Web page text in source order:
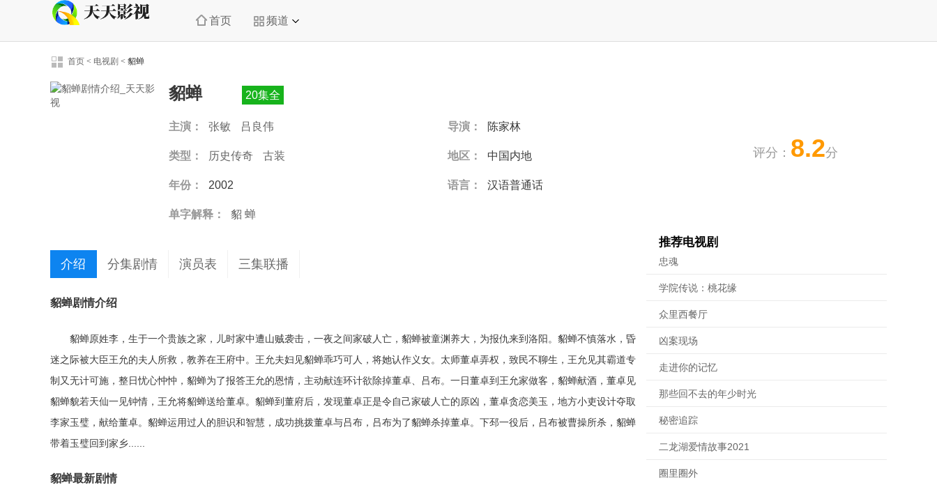
首页 频道
首页 < 电视剧 < 貂蝉
评分： 8.2分
貂蝉 20集全
主演： 张敏 吕良伟 导演： 陈家林
类型： 历史传奇 古装 地区： 中国内地
年份： 2002 语言： 汉语普通话
单字解释： 貂 蝉
介绍 分集剧情 演员表 三集联播
貂蝉剧情介绍
貂蝉原姓李，生于一个贵族之家，儿时家中遭山贼袭击，一夜之间家破人亡，貂蝉被童渊养大，为报仇来到洛阳。貂蝉不慎落水，昏
迷之际被大臣王允的夫人所救，教养在王府中。王允夫妇见貂蝉乖巧可人，将她认作义女。太师董卓弄权，致民不聊生，王允见其霸道专
制又无计可施，整日忧心忡忡，貂蝉为了报答王允的恩情，主动献连环计欲除掉董卓、吕布。一日董卓到王允家做客，貂蝉献酒，董卓见
貂蝉貌若天仙一见钟情，王允将貂蝉送给董卓。貂蝉到董府后，发现董卓正是令自己家破人亡的原凶，董卓贪恋美玉，地方小吏设计夺取
李家玉璧，献给董卓。貂蝉运用过人的胆识和智慧，成功挑拨董卓与吕布，吕布为了貂蝉杀掉董卓。下邳一役后，吕布被曹操所杀，貂蝉
带着玉璧回到家乡......
貂蝉最新剧情
推荐电视剧
忠魂
学院传说：桃花缘
众里西餐厅
凶案现场
走进你的记忆
那些回不去的年少时光
秘密追踪
二龙湖爱情故事2021
圈里圈外